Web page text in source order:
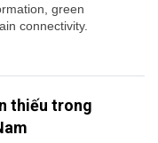
green
connectivity.
thiếu trong